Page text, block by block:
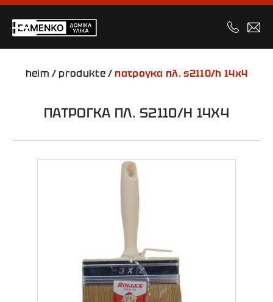
heim / produkte/ πατρογκα πλ. s2110/h 14x4
ΠΑΤΡΟΓΚΑ ΠΛ. S2110/H 14X4